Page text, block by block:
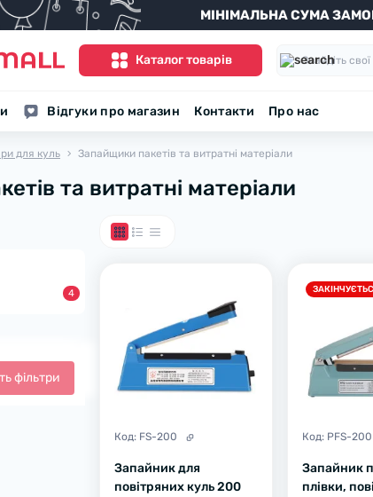
МІНІМАЛЬНА СУМА
Каталог товарів
Відгуки про магазин Контакти Про нас
для куль Запайщики пакетів та витратні матеріали
та витратні матеріали
4
фільтри
Код: FS-200
Запайник для
повітряних куль 200
Код: PFS-200
Запайник
плівки,